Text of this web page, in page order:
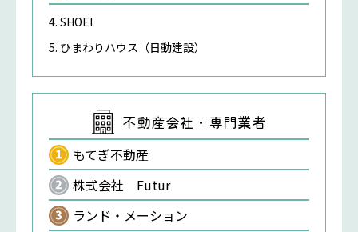
SHOEI
ひまわりハウス（日動建設）
不動産会社・専門業者
もてぎ不動産
株式会社 Futur
ランド・メーション